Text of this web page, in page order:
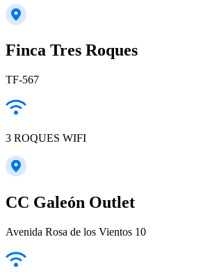
Finca Tres Roques
TF-567
3 ROQUES WIFI
CC Galeón Outlet
Avenida Rosa de los Vientos 10